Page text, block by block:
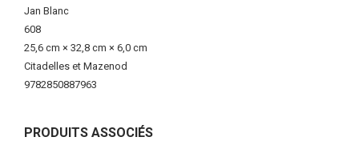
Information
Jan Blanc
608
25,6 cm × 32,8 cm × 6,0 cm
Citadelles et Mazenod
9782850887963
PRODUITS ASSOCIÉS